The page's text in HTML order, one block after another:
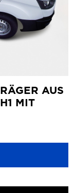
AUS
MIT